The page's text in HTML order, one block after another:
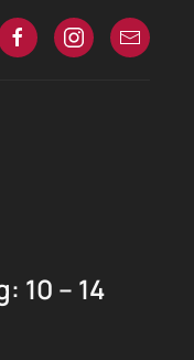
10 – 14